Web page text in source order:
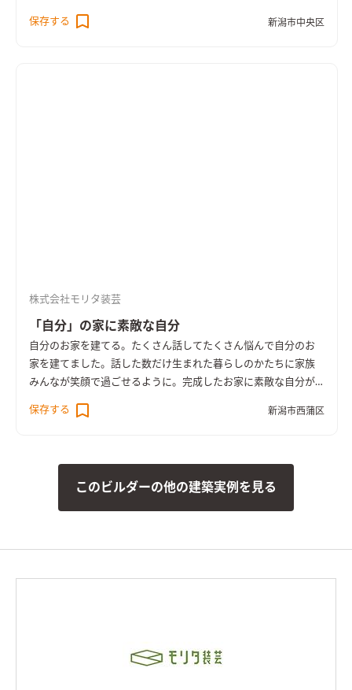
保存する 新潟市中央区
株式会社モリタ装芸
「自分」の家に素敵な自分
自分のお家を建てる。たくさん話してたくさん悩んで自分のお
家を建てました。話した数だけ生まれた暮らしのかたちに家族
みんなが笑顔で過ごせるように。完成したお家に素敵な自分が
保存する
新潟市西蒲区
このビルダーの他の建築実例を見る